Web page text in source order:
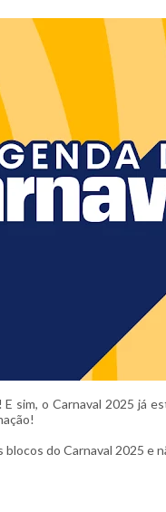
sim, o Carnaval 2025 já
do Carnaval 2025 e